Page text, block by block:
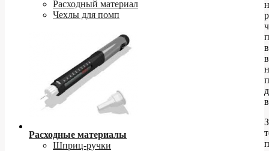
Расходный материал
Чехлы для помп
Расходные материалы
Шприц-ручки